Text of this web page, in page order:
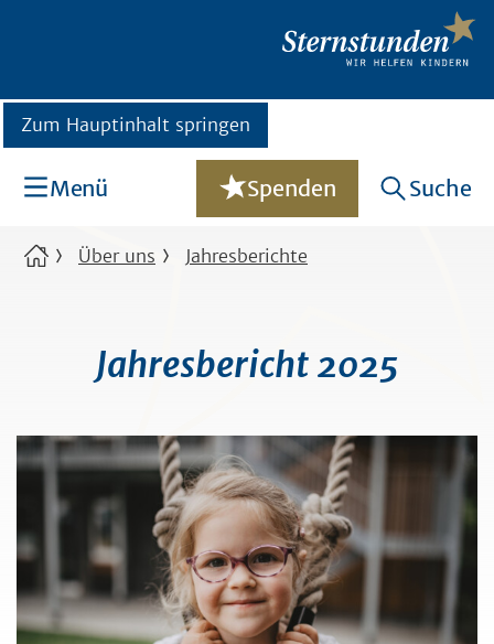
Zum Hauptinhalt springen
Menü Spenden Suche
Über uns Jahresberichte
Jahresbericht 2025